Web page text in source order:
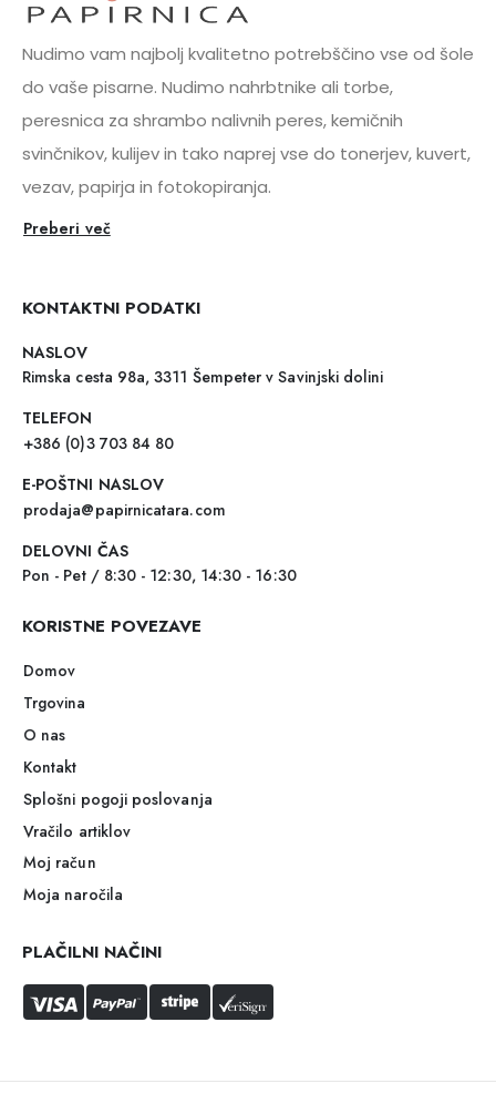
Nudimo vam najbolj kvalitetno potrebščino vse od šole
do vaše pisarne. Nudimo nahrbtnike ali torbe,
peresnica za shrambo nalivnih peres, kemičnih
svinčnikov, kulijev in tako naprej vse do tonerjev, kuvert,
vezav, papirja in fotokopiranja.
Preberi več
KONTAKTNI PODATKI
NASLOV
Rimska cesta 98a, 3311 Šempeter v Savinjski dolini
TELEFON
+386 (0)3 703 84 80
E-POŠTNI NASLOV
prodaja@papirnicatara.com
DELOVNI ČAS
Pon - Pet / 8:30 - 12:30, 14:30 - 16:30
KORISTNE POVEZAVE
Domov
Trgovina
O nas
Kontakt
Splošni pogoji poslovanja
Vračilo artiklov
Moj račun
Moja naročila
PLAČILNI NAČINI